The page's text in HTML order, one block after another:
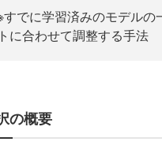
すでに学習済みのモデルの
トに合わせて調整する手法
の概要